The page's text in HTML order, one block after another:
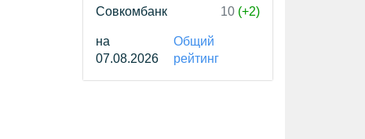
Совкомбанк
10 (+2)
на
07.08.2026
Общий
рейтинг